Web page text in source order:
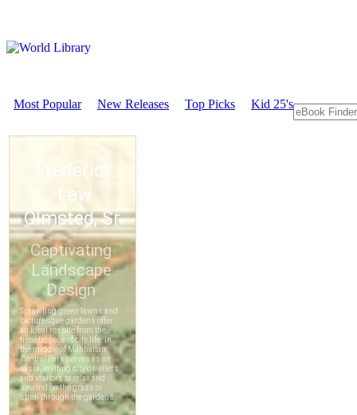
Most Popular New Releases Top Picks Kid 25's